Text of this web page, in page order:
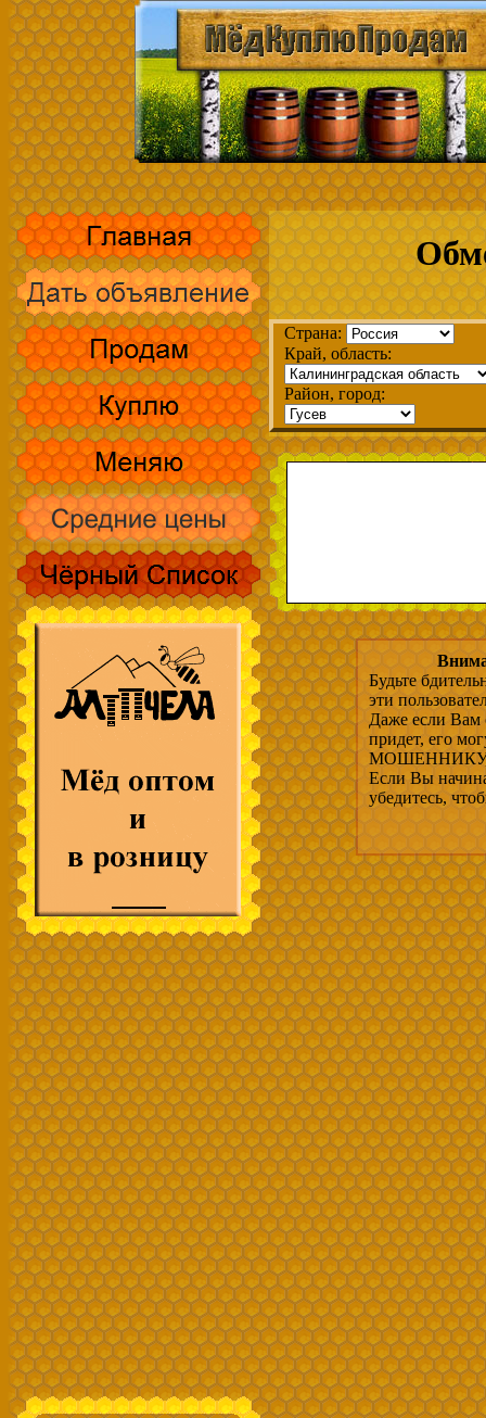
Страна:
Край, область:
Район, город:
Будьте
эти
Даже если Вам
придет, его
МОШЕННИКУ,
Если Вы
убедитесь,